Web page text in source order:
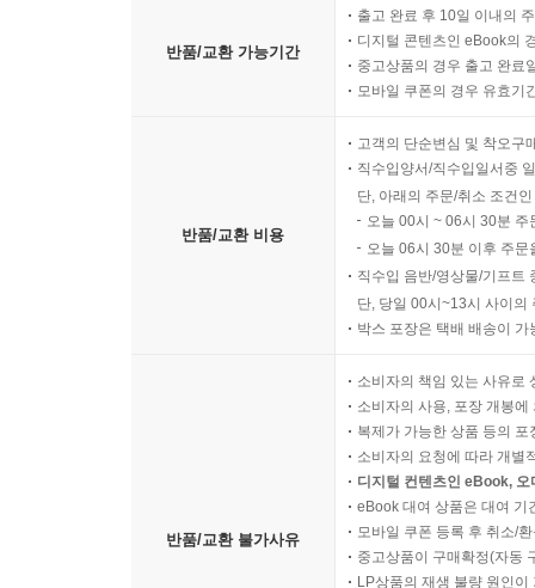
반품/교환 가능기간
출고 완료 후 10일 이내의
디지털 콘텐츠인 eBook의
중고상품의 경우 출고 완료
모바일 쿠폰의 경우 유효기
반품/교환 비용
고객의 단순변심 및 착오구
직수입양서/직수입일서중
단, 아래의 주문/취소 조건
오늘 00시 ~ 06시 30분
오늘 06시 30분 이후 주
직수입 음반/영상물/기프트
단, 당일 00시~13시 사이의
박스 포장은 택배 배송이
반품/교환 불가사유
소비자의 책임 있는 사유로
소비자의 사용, 포장 개봉
복제가 가능한 상품 등의
소비자의 요청에 따라 개별
디지털 컨텐츠인 eBook,
eBook 대여 상품은 대여 기
모바일 쿠폰 등록 후 취소/
중고상품이 구매확정(자동
LP상품의 재생 불량 원인